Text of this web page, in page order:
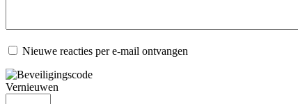
Nieuwe reacties per e-mail ontvangen
Vernieuwen